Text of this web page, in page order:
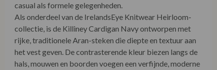
casual als formele gelegenheden.
Als onderdeel van de IrelandsEye Knitwear Heirloom-
collectie, is de Killiney Cardigan Navy ontworpen met
rijke, traditionele Aran-steken die diepte en textuur aan
het vest geven. De contrasterende kleur biezen langs de
hals, mouwen en boorden voegen een verfijnde, moderne